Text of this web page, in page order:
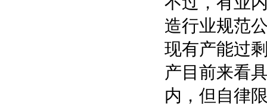
造行业规范
现有产能过
产目前来看
内，但自律